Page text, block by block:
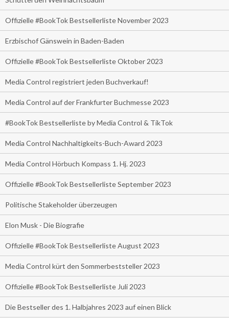
Offizielle #BookTok Bestsellerliste November 2023
Erzbischof Gänswein in Baden-Baden
Offizielle #BookTok Bestsellerliste Oktober 2023
Media Control registriert jeden Buchverkauf!
Media Control auf der Frankfurter Buchmesse 2023
#BookTok Bestsellerliste by Media Control & TikTok
Media Control Nachhaltigkeits-Buch-Award 2023
Media Control Hörbuch Kompass 1. Hj. 2023
Offizielle #BookTok Bestsellerliste September 2023
Politische Stakeholder überzeugen
Elon Musk - Die Biografie
Offizielle #BookTok Bestsellerliste August 2023
Media Control kürt den Sommerbeststeller 2023
Offizielle #BookTok Bestsellerliste Juli 2023
Die Bestseller des 1. Halbjahres 2023 auf einen Blick